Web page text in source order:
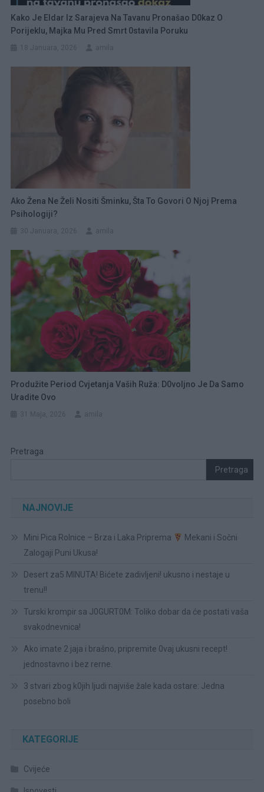
Kako Je Eldar Iz Sarajeva Na Tavanu Pronašao D0kaz O
Porijeklu, Majka Mu Pred Smrt 0stavila Poruku
Ako Žena Ne Želi Nositi Šminku, Šta To Govori O Njoj Prema
Psihologiji?
Produžite Period Cvjetanja Vaših Ruža: D0voljno Je Da Samo
Uradite Ovo
Pretraga
Pretraga
NAJNOVIJE
Mini Pica Rolnice – Brza i Laka Priprema
Mekani i Sočni
Zalogaji Puni Ukusa!
Desert za5 MINUTA! Bićete zadivljeni! ukusno i nestaje u
trenu!!
Turski krompir sa J0GURT0M: Toliko dobar da će postati vaša
svakodnevnica!
Ako imate 2 jaja i brašno, pripremite 0vaj ukusni recept!
jednostavno i bez rerne.
3 stvari zbog k0jih ljudi najviše žale kada ostare: Jedna
posebno boli
KATEGORIJE
Cvijeće